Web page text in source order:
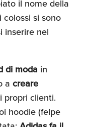
il nome della
si sono
inserire nel
di moda in
a creare
clienti.
hoodie (felpe